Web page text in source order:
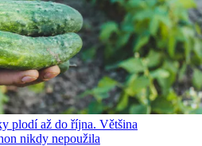
plodí až do října. Většina
nikdy nepoužila